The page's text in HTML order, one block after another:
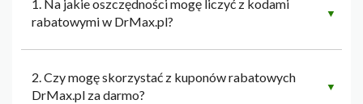
1. Na jakie oszczędności mogę liczyć z kodami
rabatowymi w DrMax.pl?
▼
2. Czy mogę skorzystać z kuponów rabatowych
DrMax.pl za darmo?
▼